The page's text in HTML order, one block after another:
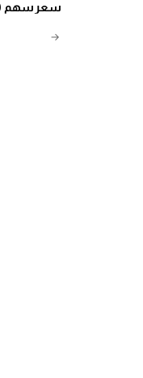
→
(2026/08/07) اليوم (MSGE) سعر سهم